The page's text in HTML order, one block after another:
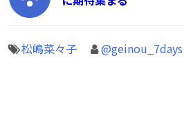
松嶋菜々子 @geinou_7days